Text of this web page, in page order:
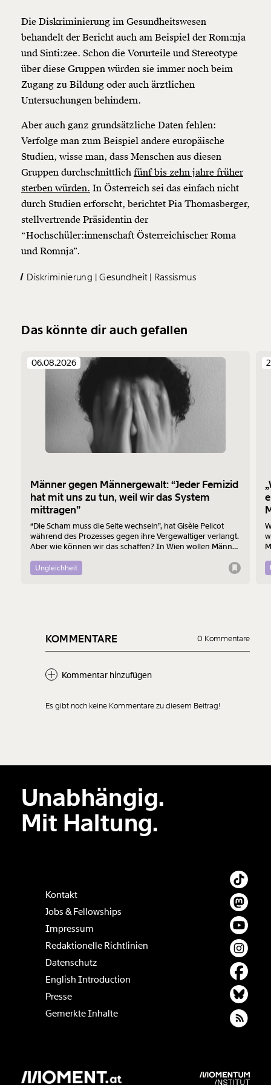
1/3
Die Diskriminierung im Gesundheitswesen
behandelt der Bericht auch am Beispiel der Rom:nja
und Sinti:zee. Schon die Vorurteile und Stereotype
über diese Gruppen würden sie immer noch beim
Zugang zu Bildung oder auch ärztlichen
Untersuchungen behindern.
Aber auch ganz grundsätzliche Daten fehlen:
Verfolge man zum Beispiel andere europäische
Studien, wisse man, dass Menschen aus diesen
Gruppen durchschnittlich fünf bis zehn jahre früher
sterben würden. In Österreich sei das einfach nicht
durch Studien erforscht, berichtet Pia Thomasberger,
stellvertrende Präsidentin der
“Hochschüler:innenschaft Österreichischer Roma
und Romnja”.
Diskriminierung Gesundheit Rassismus
Das könnte dir auch gefallen
06.08.2026
Männer gegen Männergewalt: “Jeder Femizid
hat mit uns zu tun, weil wir das System
mittragen”
“Die Scham muss die Seite wechseln”, hat Gisèle Pelicot
während des Prozesses gegen ihre Vergewaltiger verlangt.
Aber wie können wir das schaffen? In Wien wollen Männer
Männergewalt den ersten Schritt machen.
Ungleichheit
KOMMENTARE 0 Kommentare
Kommentar hinzufügen
Der Inhalt dieses Feldes wird nicht öffentlich zugänglich angezeigt.
Es gibt noch keine Kommentare zu diesem Beitrag!
Unabhängig.
Mit Haltung.
Kontakt
Jobs & Fellowships
Impressum
Redaktionelle Richtlinien
Datenschutz
English Introduction
Presse
Gemerkte Inhalte